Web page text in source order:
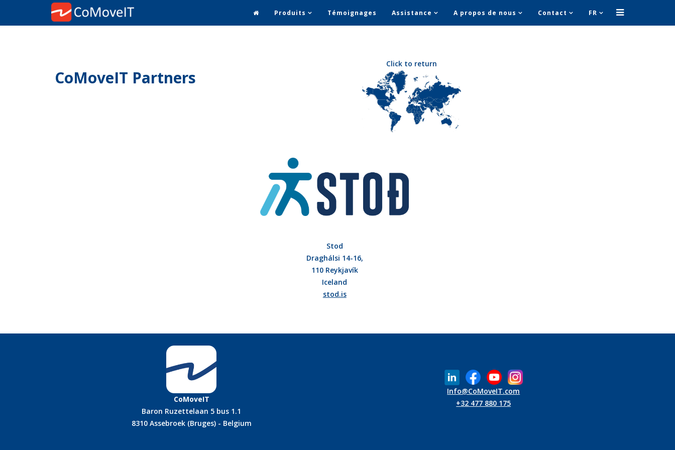
Produits Témoignages Assistance A propos de nous Contact FR
CoMoveIT Partners
Click to return
Stod
Draghálsi 14-16,
110 Reykjavík
Iceland
stod.is
CoMoveIT
Baron Ruzettelaan 5 bus 1.1
8310 Assebroek (Bruges) - Belgium
Info@CoMoveIT.com
+32 477 880 175